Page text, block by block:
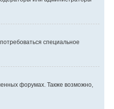
специальное
форумах. Также возможно,